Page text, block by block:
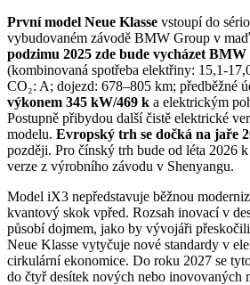
První model Neue Klasse vstoupí do
vybudovaném závodě BMW Group v
podzimu 2025 zde bude vycházet
(kombinovaná spotřeba elektřiny: 15,1-
CO₂: A; dojezd: 678–805 km; předběžné
výkonem 345 kW/469 k a elektrickým
Postupně přibydou další čistě elektrické
modelu. Evropský trh se dočká na jaře
později. Pro čínský trh bude od léta 2026
verze z výrobního závodu v Shenyangu.
Model iX3 nepředstavuje běžnou
kvantový skok vpřed. Rozsah inovací v
působí dojmem, jako by vývojáři
Neue Klasse vytyčuje nové standardy v
cirkulární ekonomice. Do roku 2027 se
do čtyř desítek nových nebo inovovaných